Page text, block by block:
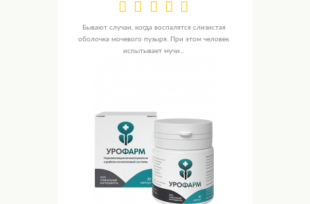
Бывают случаи, когда воспалятся слизистая
оболочка мочевого пузыря. При этом человек
испытывает мучи...